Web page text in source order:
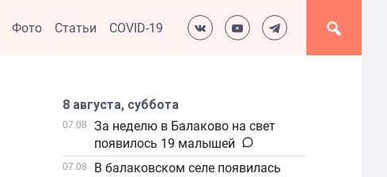
Фото Статьи COVID-19
8 августа, суббота
07.08
За неделю в Балаково на свет
появилось 19 малышей
07.08
В балаковском селе появилась